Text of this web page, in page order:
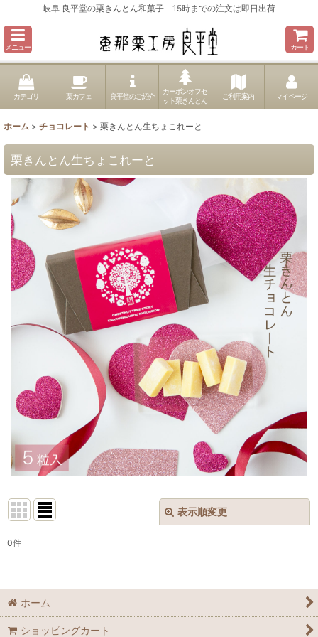
岐阜 良平堂の栗きんとん和菓子 15時までの注文は即日出荷
メニュー カート
カテゴリ 栗カフェ 良平堂のご紹介
カーボンオフセ
ット栗きんとん
ご利用案内 マイページ
ホーム > チョコレート > 栗きんとん生ちょこれーと
栗きんとん生ちょこれーと
表示順変更
並び順:
0件
ホーム
ショッピングカート